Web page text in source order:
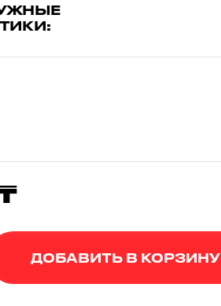
ДОБАВИТЬ В КОРЗИНУ